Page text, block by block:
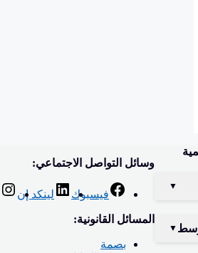
وسائل التواصل الاجتماعي:
فيسبوك لينكد إن
المسائل القانونية:
بصمة